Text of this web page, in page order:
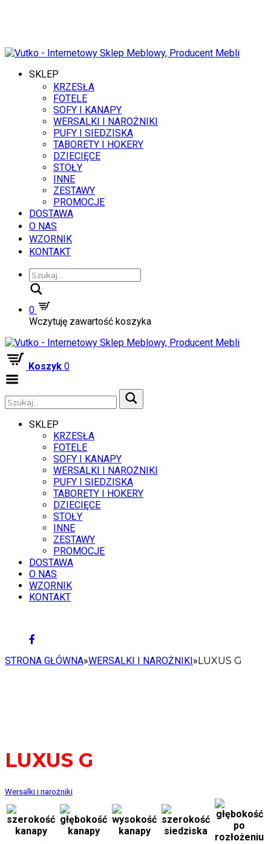
SKLEP
KRZESŁA
FOTELE
SOFY I KANAPY
WERSALKI I NAROŻNIKI
PUFY I SIEDZISKA
TABORETY I HOKERY
DZIECIĘCE
STOŁY
INNE
ZESTAWY
PROMOCJE
DOSTAWA
O NAS
WZORNIK
KONTAKT
0
Wczytuję zawartość koszyka
Koszyk 0
SKLEP
KRZESŁA
FOTELE
SOFY I KANAPY
WERSALKI I NAROŻNIKI
PUFY I SIEDZISKA
TABORETY I HOKERY
DZIECIĘCE
STOŁY
INNE
ZESTAWY
PROMOCJE
DOSTAWA
O NAS
WZORNIK
KONTAKT
STRONA GŁÓWNA»WERSALKI I NAROŻNIKI»LUXUS G
LUXUS G
Wersalki i narożniki